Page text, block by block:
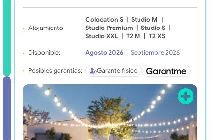
Alojamiento
Colocation S Studio M
Studio Premium
Studio S
Studio XXL
T2 M T2 XS
Disponible: Agosto 2026 Septiembre 2026
Posibles garantías: Garante físico